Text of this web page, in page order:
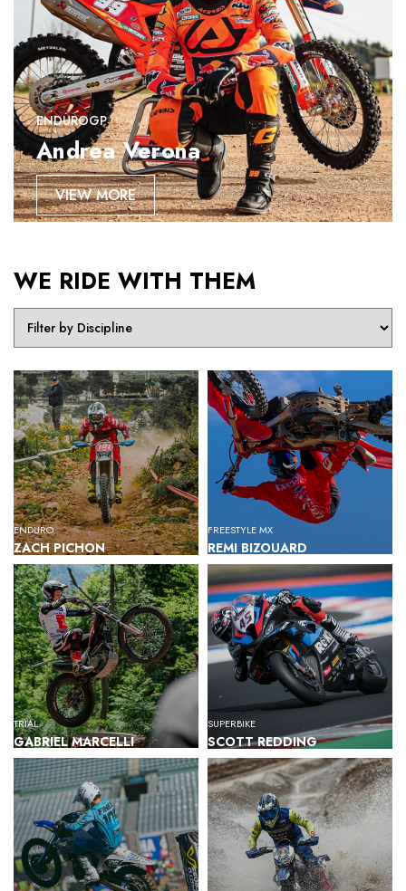
ENDUROGP
Andrea Verona
VIEW MORE
WE RIDE WITH THEM
ENDURO
ZACH PICHON
FREESTYLE MX
REMI BIZOUARD
TRIAL
GABRIEL MARCELLI
SUPERBIKE
SCOTT REDDING